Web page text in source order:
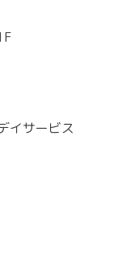
イサービス